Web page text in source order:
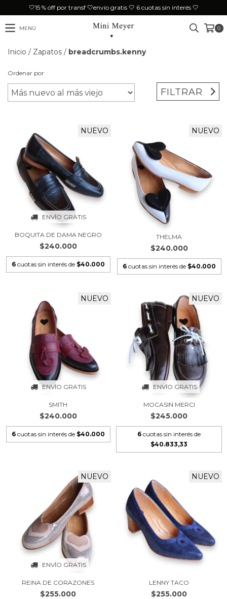
🤍15 % off por transf 🤍envio gratis 🤍 6 cuotas sin interés 🤍
MENÚ 0
Inicio / Zapatos / breadcrumbs.kenny
Ordenar por
FILTRAR
ENVÍO GRATIS
NUEVO
BOQUITA DE DAMA NEGRO
$240.000
6 cuotas sin interés de $40.000
NUEVO
THELMA
$240.000
6 cuotas sin interés de $40.000
ENVÍO GRATIS
NUEVO
SMITH
$240.000
6 cuotas sin interés de $40.000
ENVÍO GRATIS
NUEVO
MOCASIN MERCI
$245.000
6 cuotas sin interés de
$40.833,33
ENVÍO GRATIS
NUEVO
REINA DE CORAZONES
$255.000
NUEVO
LENNY TACO
$255.000